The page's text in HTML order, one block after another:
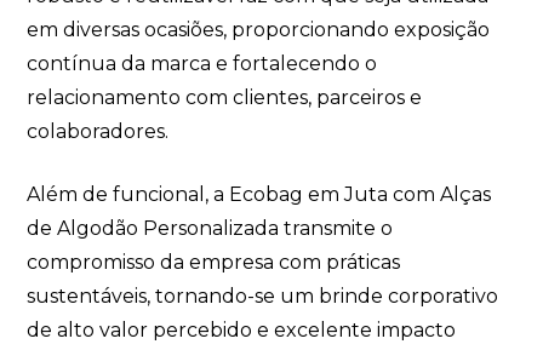
em diversas ocasiões, proporcionando exposição
contínua da marca e fortalecendo o
relacionamento com clientes, parceiros e
colaboradores.
Além de funcional, a Ecobag em Juta com Alças
de Algodão Personalizada transmite o
compromisso da empresa com práticas
sustentáveis, tornando-se um brinde corporativo
de alto valor percebido e excelente impacto